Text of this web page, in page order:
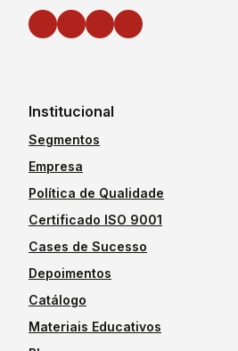
Institucional
Segmentos
Empresa
Política de Qualidade
Certificado ISO 9001
Cases de Sucesso
Depoimentos
Catálogo
Materiais Educativos